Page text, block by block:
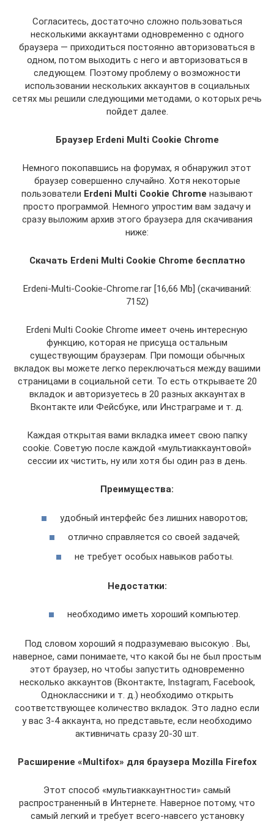
Согласитесь, достаточно сложно пользоваться
несколькими аккаунтами одновременно с одного
браузера — приходиться постоянно авторизоваться в
одном, потом выходить с него и авторизоваться в
следующем. Поэтому проблему о возможности
использовании нескольких аккаунтов в социальных
сетях мы решили следующими методами, о которых речь
пойдет далее.
Браузер Erdeni Multi Cookie Chrome
Немного покопавшись на форумах, я обнаружил этот
браузер совершенно случайно. Хотя некоторые
пользователи Erdeni Multi Cookie Chrome называют
просто программой. Немного упростим вам задачу и
сразу выложим архив этого браузера для скачивания
ниже:
Скачать Erdeni Multi Cookie Chrome бесплатно
Erdeni-Multi-Cookie-Chrome.rar [16,66 Mb] (cкачиваний:
7152)
Erdeni Multi Cookie Chrome имеет очень интересную
функцию, которая не присуща остальным
существующим браузерам. При помощи обычных
вкладок вы можете легко переключаться между вашими
страницами в социальной сети. То есть открываете 20
вкладок и авторизуетесь в 20 разных аккаунтах в
Вконтакте или Фейсбуке, или Инстраграме и т. д.
Каждая открытая вами вкладка имеет свою папку
cookie. Советую после каждой «мультиаккаунтовой»
сессии их чистить, ну или хотя бы один раз в день.
Преимущества:
удобный интерфейс без лишних наворотов;
отлично справляется со своей задачей;
не требует особых навыков работы.
Недостатки:
необходимо иметь хороший компьютер.
Под словом хороший я подразумеваю высокую . Вы,
наверное, сами понимаете, что какой бы не был простым
этот браузер, но чтобы запустить одновременно
несколько аккаунтов (Вконтакте, Instagram, Facebook,
Одноклассники и т. д.) необходимо открыть
соответствующее количество вкладок. Это ладно если
у вас 3-4 аккаунта, но представьте, если необходимо
активничать сразу 20-30 шт.
Расширение «Multifox» для браузера Mozilla Firefox
Этот способ «мультиаккаунтности» самый
распространенный в Интернете. Наверное потому, что
самый легкий и требует всего-навсего установку